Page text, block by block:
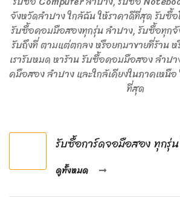
จังหวัดลำปาง ใกล้ฉัน ให้ราคาดีที่สุด รับซื้
รับซื้อคอมมือสองทุกรุ่น ลำปาง, รับซื้อทุกจั
รับถึงที่ ตามแต่ตกลง หรือยกมาขายที่ร้าน
เรารับหมด หาร้าน รับซื้อคอมมือสอง ลำป
คมือสอง ลำปาง และใกล้เคียงในภาคเหนือ
ที่สุด
รับซื้อการ์ดจอมือสอง ทุกรุ่
ดูทั้งหมด